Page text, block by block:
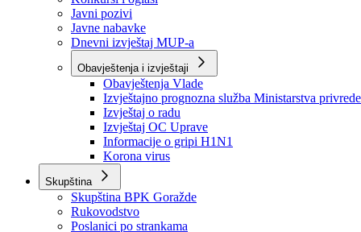
Izdvojeno
Najave
Konkursi i oglasi
Javni pozivi
Javne nabavke
Dnevni izvještaj MUP-a
Obavještenja i izvještaji
Obavještenja Vlade
Izvještajno prognozna služba Ministarstva privrede
Izvještaj o radu
Izvještaj OC Uprave
Informacije o gripi H1N1
Korona virus
Skupština